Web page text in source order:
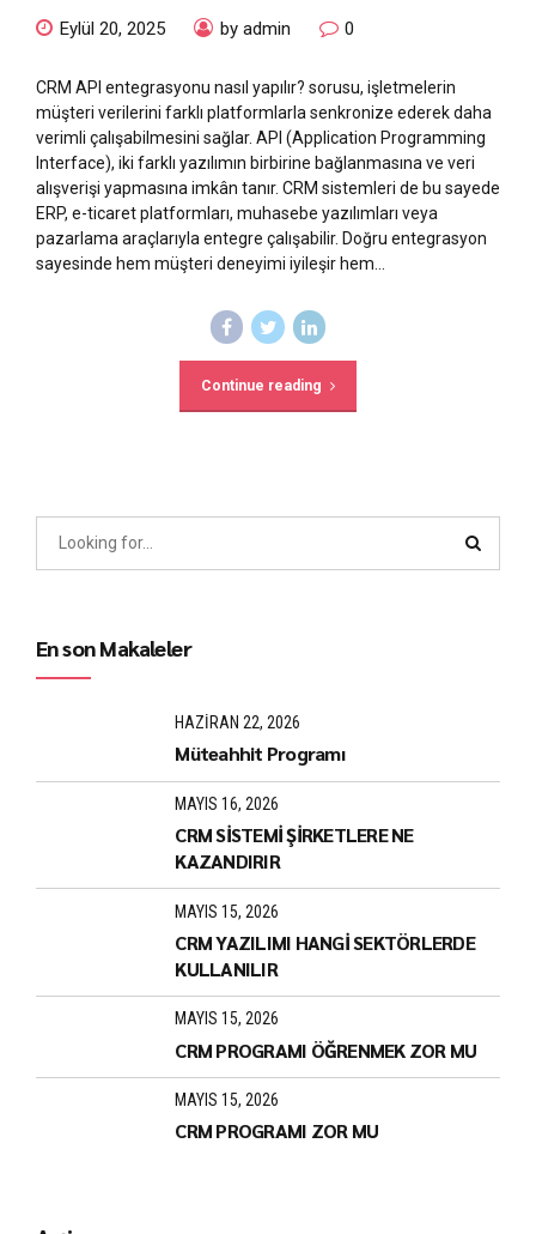
Eylül 20, 2025 by admin 0
CRM API entegrasyonu nasıl yapılır? sorusu, işletmelerin
müşteri verilerini farklı platformlarla senkronize ederek daha
verimli çalışabilmesini sağlar. API (Application Programming
Interface), iki farklı yazılımın birbirine bağlanmasına ve veri
alışverişi yapmasına imkân tanır. CRM sistemleri de bu sayede
ERP, e-ticaret platformları, muhasebe yazılımları veya
pazarlama araçlarıyla entegre çalışabilir. Doğru entegrasyon
sayesinde hem müşteri deneyimi iyileşir hem...
Continue reading
En son Makaleler
HAZIRAN 22, 2026
Müteahhit Programı
MAYIS 16, 2026
CRM SİSTEMİ ŞİRKETLERE NE
KAZANDIRIR
MAYIS 15, 2026
CRM YAZILIMI HANGİ SEKTÖRLERDE
KULLANILIR
MAYIS 15, 2026
CRM PROGRAMI ÖĞRENMEK ZOR MU
MAYIS 15, 2026
CRM PROGRAMI ZOR MU